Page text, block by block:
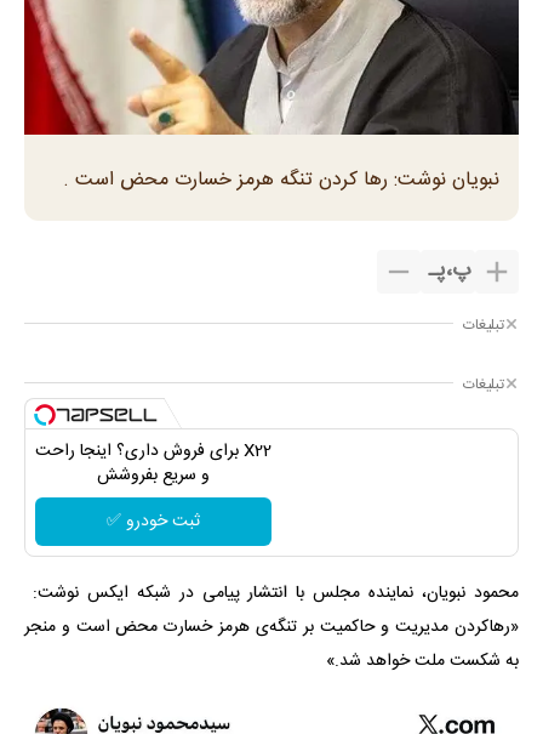
نبویان نوشت: رها کردن تنگه هرمز خسارت محض است .
پ،پـ
تبلیغات
تبلیغات
X22 برای فروش داری؟ اینجا راحت
و سریع بفروشش
ثبت خودرو ✅
محمود نبویان، نماینده مجلس با انتشار پیامی در شبکه ایکس نوشت:
«رهاکردن مدیریت و حاکمیت بر تنگه‌ی هرمز خسارت محض است و منجر
به شکست ملت خواهد شد.»